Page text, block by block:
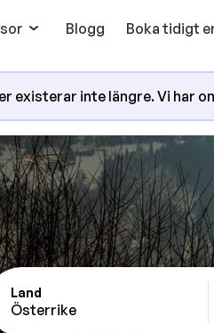
Blogg Boka tidigt
existerar inte längre. Vi har
Land
Österrike